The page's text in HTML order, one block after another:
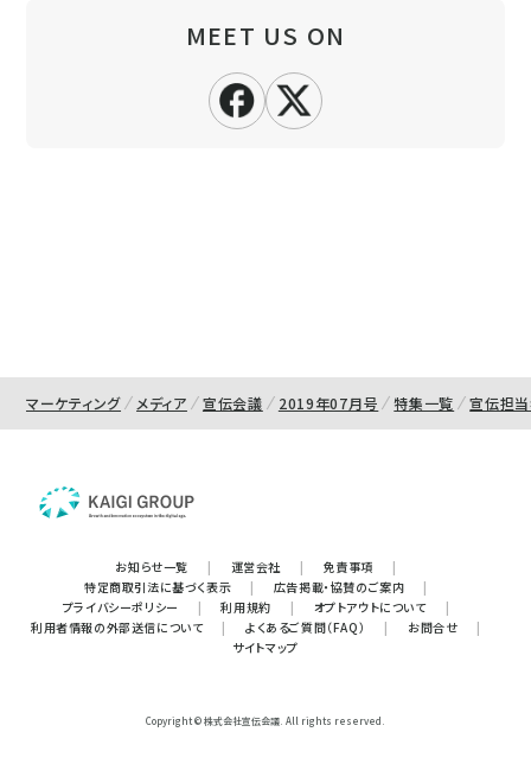
MEET US ON
マーケティング メディア 宣伝会議 2019年07月号 特集一覧 宣伝担当
お知らせ一覧 | 運営会社 | 免責事項
|
特定商取引法に基づく表示
| 広告掲載・協賛のご案内
|
プライバシーポリシー
| 利用規約 | オプトアウトについて
|
利用者情報の外部送信について
| よくあるご質問（FAQ） | お問合せ
|
サイトマップ
Copyright © 株式会社宣伝会議. All rights reserved.